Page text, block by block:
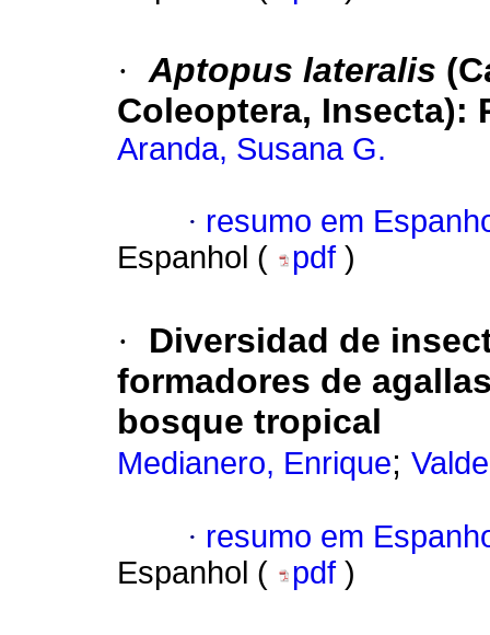
· Aptopus lateralis
Coleoptera, Insecta):
Aranda, Susana G.
· resumo em
Espanhol (
pdf )
·
Diversidad de
formadores de
bosque tropical
Medianero, Enrique;
· resumo em
Espanhol (
pdf )